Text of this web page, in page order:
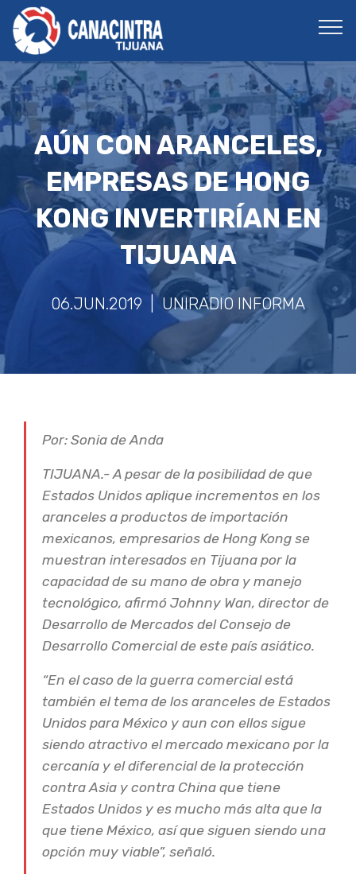
AÚN CON ARANCELES,
EMPRESAS DE HONG
KONG INVERTIRÍAN EN
TIJUANA
06.JUN.2019 | UNIRADIO INFORMA
Por: Sonia de Anda
TIJUANA.- A pesar de la posibilidad de que
Estados Unidos aplique incrementos en los
aranceles a productos de importación
mexicanos, empresarios de Hong Kong se
muestran interesados en Tijuana por la
capacidad de su mano de obra y manejo
tecnológico, afirmó Johnny Wan, director de
Desarrollo de Mercados del Consejo de
Desarrollo Comercial de este país asiático.
“En el caso de la guerra comercial está
también el tema de los aranceles de Estados
Unidos para México y aun con ellos sigue
siendo atractivo el mercado mexicano por la
cercanía y el diferencial de la protección
contra Asia y contra China que tiene
Estados Unidos y es mucho más alta que la
que tiene México, así que siguen siendo una
opción muy viable”, señaló.